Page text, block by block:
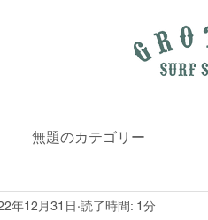
無題のカテゴリー
年12月31日 読了時間: 1分